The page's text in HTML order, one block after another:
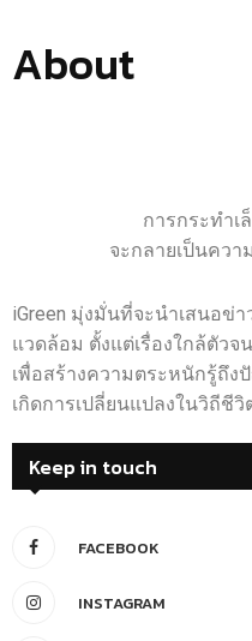
About
การกระทำเ
จะกลายเป็นคว
iGreen มุ่งมั่นที่จะนำเสนอข่
แวดล้อม ตั้งแต่เรื่องใกล้ตัว
เพื่อสร้างความตระหนักรู้ถึง
เกิดการเปลี่ยนแปลงในวิถีชี
Keep in touch
FACEBOOK
INSTAGRAM